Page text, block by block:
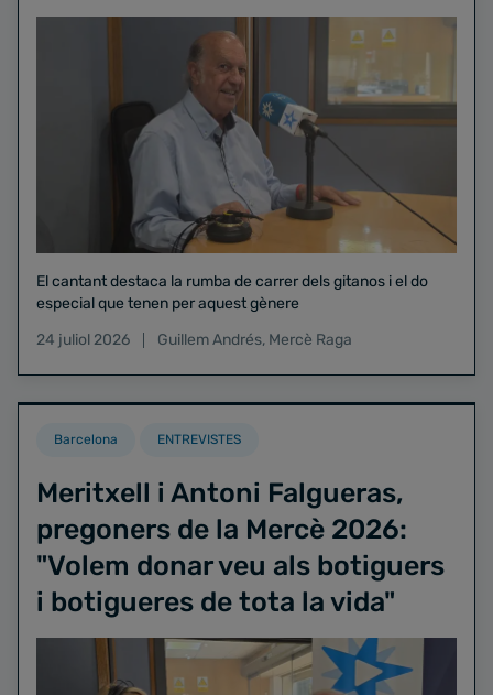
El cantant destaca la rumba de carrer dels gitanos i el do
especial que tenen per aquest gènere
24 juliol 2026
Guillem Andrés, Mercè Raga
Barcelona ENTREVISTES
Meritxell i Antoni Falgueras,
pregoners de la Mercè 2026:
"Volem donar veu als botiguers
i botigueres de tota la vida"